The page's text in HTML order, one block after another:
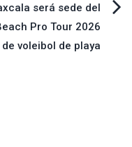
será sede del
Pro Tour 2026
de voleibol de playa